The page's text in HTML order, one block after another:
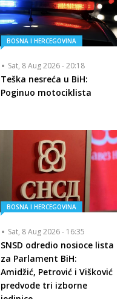
BOSNA I HERCEGOVINA
Sat, 8 Aug 2026 - 20:18
Teška nesreća u BiH:
Poginuo motociklista
BOSNA I HERCEGOVINA
Sat, 8 Aug 2026 - 16:35
SNSD odredio nosioce lista
za Parlament BiH:
Amidžić, Petrović i Višković
predvode tri izborne